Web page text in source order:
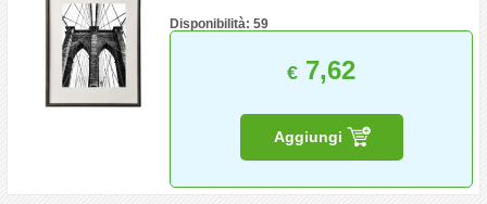
Disponibilità: 59
€ 7,62
Aggiungi